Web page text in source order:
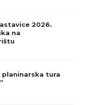
2026.
na
planinarska tura